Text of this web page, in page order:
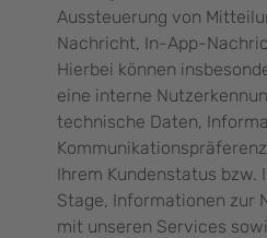
Aussteuerung von
Nachricht, In-App-
Hierbei können
eine interne
technische Daten,
Ihrem Kundenstatus
Stage, Informationen zur
mit unseren Services